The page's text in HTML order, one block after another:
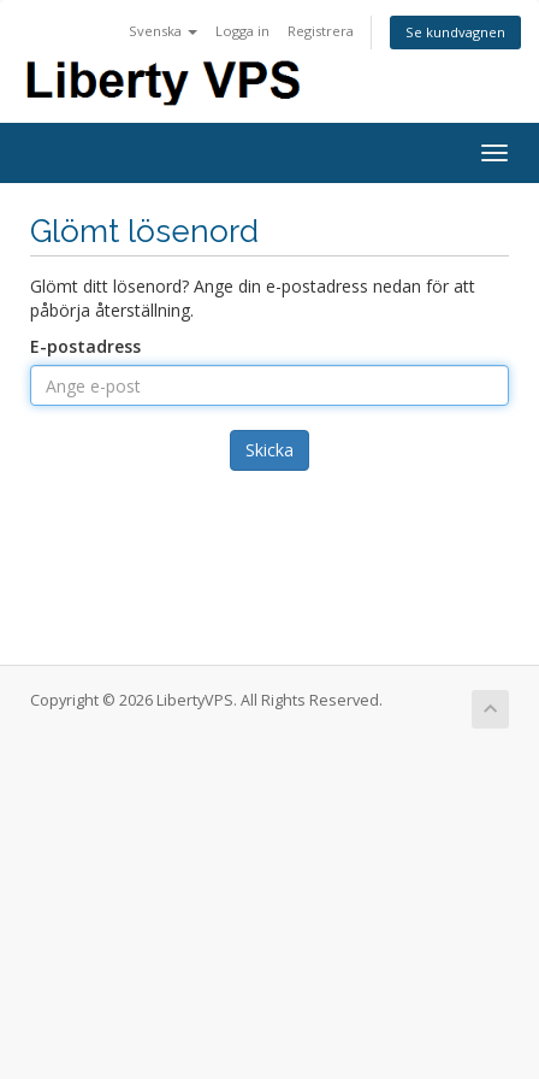
Svenska Logga in Registrera Se kundvagnen
Glömt lösenord
Glömt ditt lösenord? Ange din e-postadress nedan för att
påbörja återställning.
E-postadress
Skicka
Copyright © 2026 LibertyVPS. All Rights Reserved.